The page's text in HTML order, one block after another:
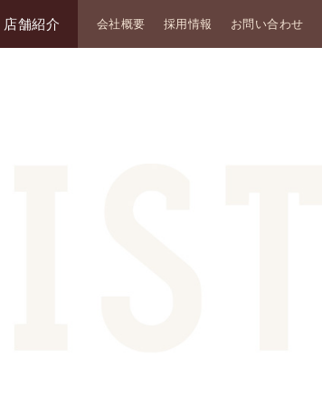
会社概要 採用情報 お問い合わせ
店舗紹介